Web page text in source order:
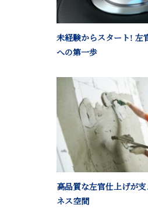
未経験からスタート! 左
への第一歩
高品質な左官仕上げが
ネス空間